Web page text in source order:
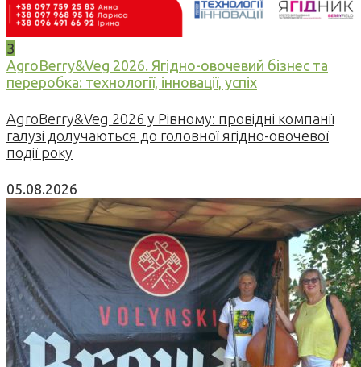
3
AgroBerry&Veg 2026. Ягідно-овочевий бізнес та
переробка: технології, інновації, успіх
AgroBerry&Veg 2026 у Рівному: провідні компанії
галузі долучаються до головної ягідно-овочевої
події року
05.08.2026